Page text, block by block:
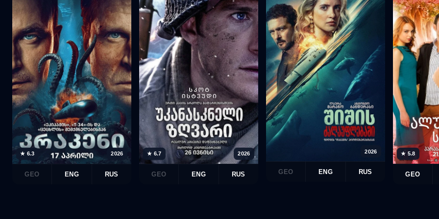
★ 6.3 2026
GEO ENG RUS
★ 6.7 2026
GEO ENG RUS
2026
GEO ENG RUS
★ 5.8
GEO